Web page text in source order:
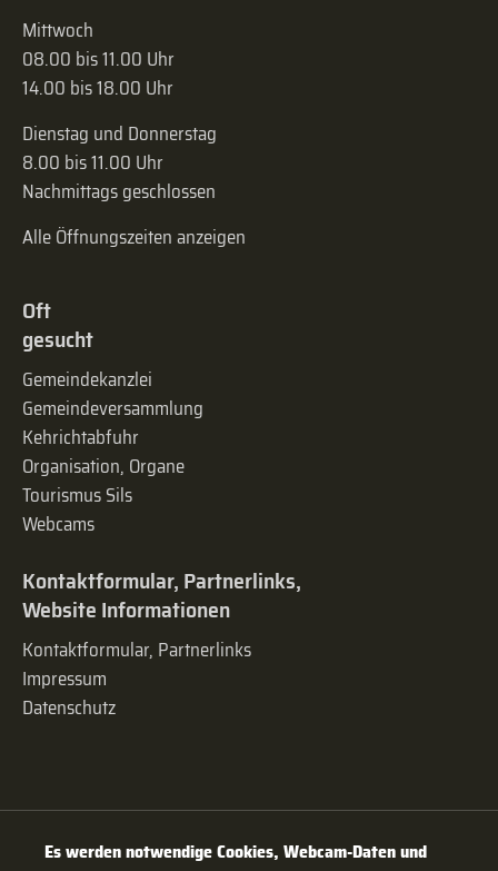
Mittwoch
08.00 bis 11.00 Uhr
14.00 bis 18.00 Uhr
Dienstag und Donnerstag
8.00 bis 11.00 Uhr
Nachmittags geschlossen
Alle Öffnungszeiten anzeigen
Oft
gesucht
Gemeindekanzlei
Gemeinde­versammlung
Kehrichtabfuhr
Organisation, Organe
Tourismus Sils
Webcams
Kontaktformular, Partnerlinks,
Website Informationen
Kontaktformular, Partnerlinks
Impressum
Datenschutz
Es werden notwendige Cookies, Webcam-Daten und